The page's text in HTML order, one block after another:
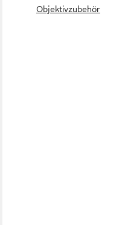
Objektivzubehör